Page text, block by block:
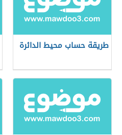
طريقة حساب محيط الدائرة